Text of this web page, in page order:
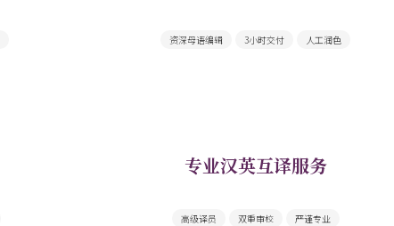
资深母语编辑 3小时交付 人工润色
专业汉英互译服务
高级译员 双重审校 严谨专业